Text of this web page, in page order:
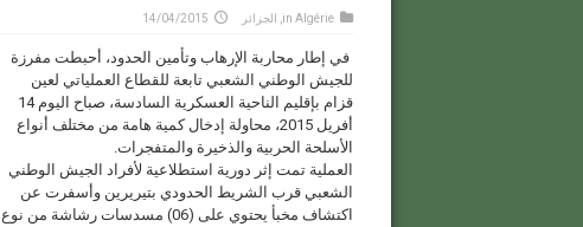
in Algérie الجزائر 14/04/2015
في إطار محاربة الإرهاب وتأمين الحدود، أحبطت مفرزة
للجيش الوطني الشعبي تابعة للقطاع العملياتي لعين
قزام بإقليم الناحية العسكرية السادسة، صباح اليوم 14
أفريل 2015، محاولة إدخال كمية هامة من مختلف أنواع
الأسلحة الحربية والذخيرة والمتفجرات.
العملية تمت إثر دورية استطلاعية لأفراد الجيش الوطني
الشعبي قرب الشريط الحدودي بتيريرين وأسفرت عن
اكتشاف مخبأ يحتوي على (06) مسدسات رشاشة من نوع